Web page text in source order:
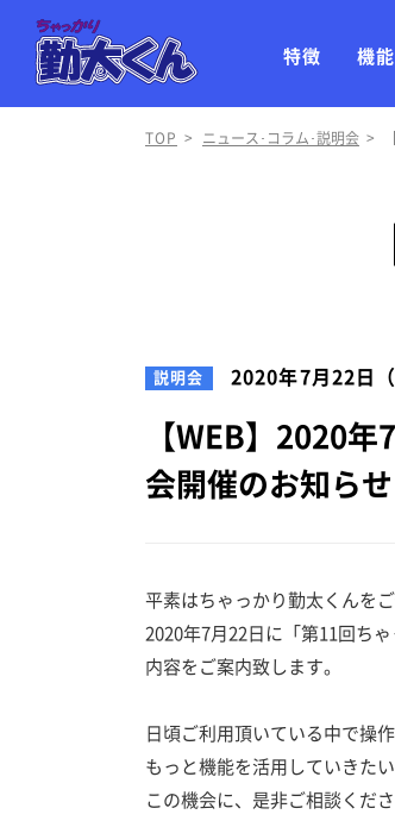
特徴 機
TOP > ニュース･コラム･説明会 >
説明会 2020年7月22日
【WEB】2020
会開催のお知ら
平素はちゃっかり勤太くんを
2020年7月22日に「第11回ち
内容をご案内致します。
日頃ご利用頂いている中で操
もっと機能を活用していきた
この機会に、是非ご相談くださ